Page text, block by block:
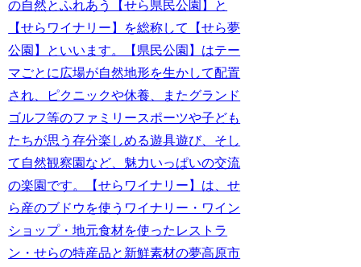
の自然とふれあう【せら県民公園】と
【せらワイナリー】を総称して【せら夢
公園】といいます。【県民公園】はテー
マごとに広場が自然地形を生かして配置
され、ピクニックや休養、またグランド
ゴルフ等のファミリースポーツや子ども
たちが思う存分楽しめる遊具遊び、そし
て自然観察園など、魅力いっぱいの交流
の楽園です。【せらワイナリー】は、せ
ら産のブドウを使うワイナリー・ワイン
ショップ・地元食材を使ったレストラ
ン・せらの特産品と新鮮素材の夢高原市